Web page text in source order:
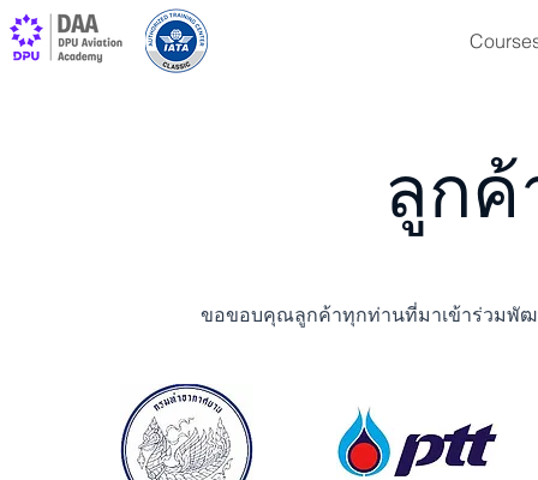
ลูกค้
ขอขอบคุณลูกค้าทุกท่านที่มาเข้าร่วมพัฒ